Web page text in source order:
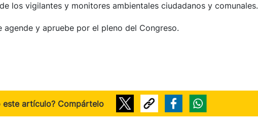
los vigilantes y monitores ambientales ciudadanos y comunales.
y apruebe por el pleno del Congreso.
este artículo? Compártelo